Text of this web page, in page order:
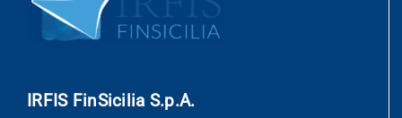
IRFIS FinSicilia S.p.A.